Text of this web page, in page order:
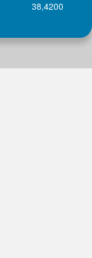
38,4200